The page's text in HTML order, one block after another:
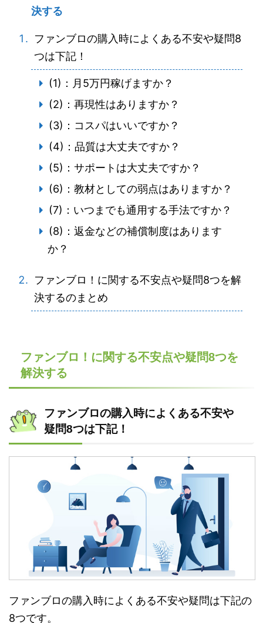
決する
ファンブロの購入時によくある不安や疑問8
つは下記！
(1)：月5万円稼げますか？
(2)：再現性はありますか？
(3)：コスパはいいですか？
(4)：品質は大丈夫ですか？
(5)：サポートは大丈夫ですか？
(6)：教材としての弱点はありますか？
(7)：いつまでも通用する手法ですか？
(8)：返金などの補償制度はあります
か？
ファンブロ！に関する不安点や疑問8つを解
決するのまとめ
ファンブロ！に関する不安点や疑問8つを
解決する
ファンブロの購入時によくある不安や
疑問8つは下記！
ファンブロの購入時によくある不安や疑問は下記の
8つです。